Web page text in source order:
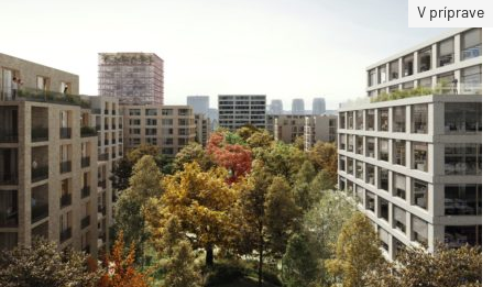
V príprave